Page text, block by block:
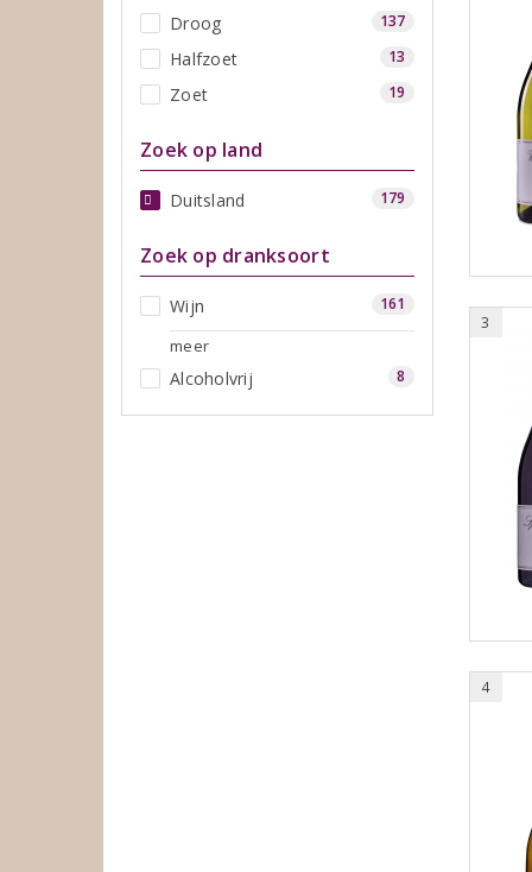
Droog 137
Halfzoet 13
Zoet 19
Zoek op land
Duitsland 179
Zoek op dranksoort
Wijn 161
meer
Alcoholvrij 8
3
4